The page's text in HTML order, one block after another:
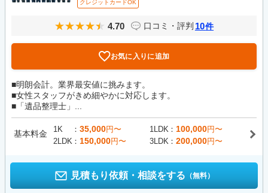
クレジットカードOK
4.70 口コミ・評判 10件
お気に入りに追加
■明朗会計。業界最安値に挑みます。
■女性スタッフがきめ細やかに対応します。
■「遺品整理士」...
基本料金 1K 35,000円〜 1LDK 100,000円〜
2LDK
150,000円〜 3LDK 200,000円〜
見積もり依頼・相談をする （無料）